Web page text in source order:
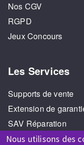
Nous utilisons des
Nos CGV
RGPD
Jeux Concours
Les Services
Supports de vente
Extension de
SAV Réparation
Formation